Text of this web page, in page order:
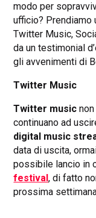
modo per
ufficio? Prendiamo
Twitter Music,
da un testimonial
gli avvenimenti di
Twitter Music
Twitter music
continuano ad
digital music
data di uscita,
possibile lancio in
festival, di fatto
prossima